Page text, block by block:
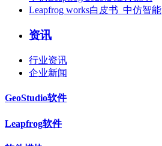
Leapfrog works白皮书_中仿智能
资讯
行业资讯
企业新闻
GeoStudio软件
Leapfrog软件